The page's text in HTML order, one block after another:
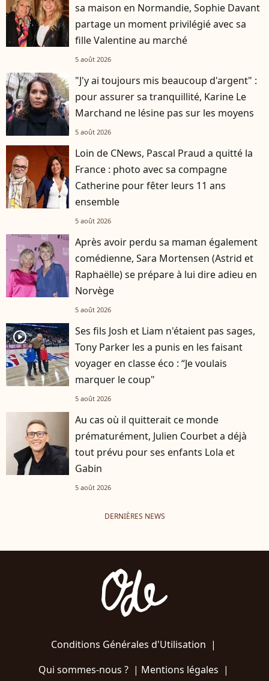
sa maison en Normandie, Sophie Davant
partage un moment privilégié avec sa
fille Valentine au marché
5 août 2026
"J'y ai toujours mis beaucoup d'argent" :
pour assurer sa tranquillité, Karine Le
Marchand ne lésine pas sur les moyens
5 août 2026
Loin de CNews, Pascal Praud a quitté la
France : photo avec sa compagne
Catherine pour fêter leurs 11 ans
ensemble
5 août 2026
Après avoir perdu sa maman également
comédienne, Sara Mortensen (Astrid et
Raphaëlle) se prépare à lui dire adieu en
Norvège
5 août 2026
player2
Ses fils Josh et Liam n'étaient pas sages,
Tony Parker les a punis en les faisant
voyager en classe éco : “Je voulais
marquer le coup"
5 août 2026
Au cas où il quitterait ce monde
prématurément, Julien Courbet a déjà
tout prévu pour ses enfants Lola et
Gabin
5 août 2026
DERNIÈRES NEWS
Conditions Générales d'Utilisation |
Qui sommes-nous ?| Mentions légales |